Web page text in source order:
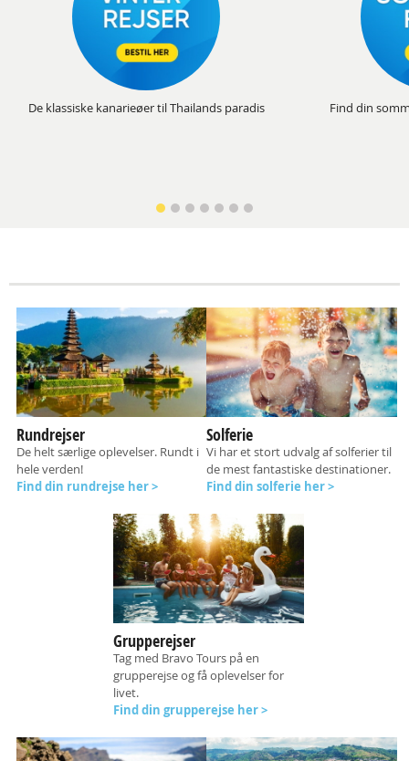
De klassiske kanarieøer til Thailands paradis Find din
Rundrejser
De helt særlige oplevelser. Rundt i
hele verden!
Find din rundrejse her >
Solferie
Vi har et stort udvalg af solferier til
de mest fantastiske destinationer.
Find din solferie her >
Grupperejser
Tag med Bravo Tours på en
grupperejse og få oplevelser for
livet.
Find din grupperejse her >